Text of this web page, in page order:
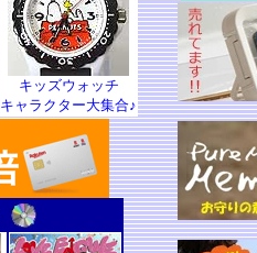
キッズウォッチ
キャラクター大集合♪